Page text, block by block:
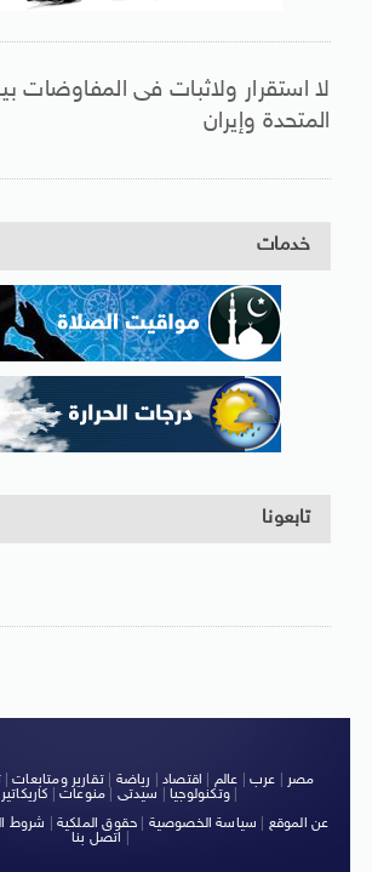
لا استقرار ولاثبات فى المفاوضات
المتحدة وإيران
خدمات
تابعونا
مصر عرب عالم اقتصاد رياضة |تقارير ومتابعات|
وتكنولوجيا| سيدتى منوعات كاريكاتير
|
عن الموقع
سياسة الخصوصية حقوق الملكية شروط
اتصل بنا